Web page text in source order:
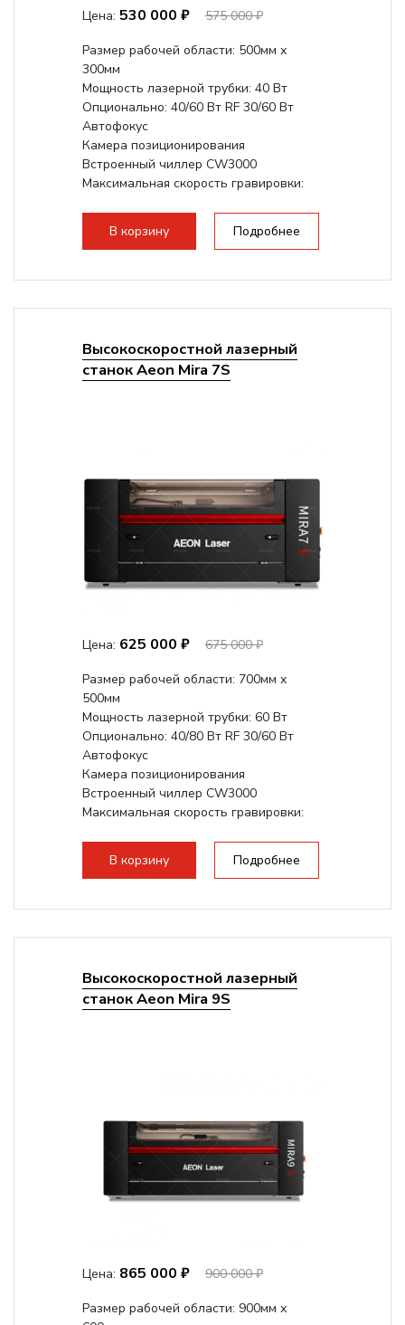
Цена: 530 000 ₽
575 000 ₽
Размер рабочей области: 500мм х
300мм
Мощность лазерной трубки: 40 Вт
Опционально: 40/60 Вт RF 30/60 Вт
Автофокус
Камера позиционирования
Встроенный чиллер CW3000
Максимальная скорость гравировки:
В корзину Подробнее
Высокоскоростной лазерный
станок Aeon Mira 7S
Цена: 625 000 ₽
675 000 ₽
Размер рабочей области: 700мм х
500мм
Мощность лазерной трубки: 60 Вт
Опционально: 40/80 Вт RF 30/60 Вт
Автофокус
Камера позиционирования
Встроенный чиллер CW3000
Максимальная скорость гравировки:
В корзину Подробнее
Высокоскоростной лазерный
станок Aeon Mira 9S
Цена: 865 000 ₽
900 000 ₽
Размер рабочей области: 900мм х